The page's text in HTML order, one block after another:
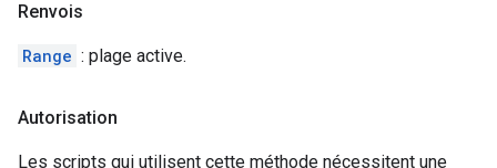
Renvois
Range : plage active.
Autorisation
Les scripts qui utilisent cette méthode nécessitent une